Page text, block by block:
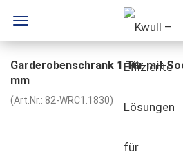
Garderobenschrank 1 Tür mit
mm
(Art.Nr.: 82-WRC1.1830)